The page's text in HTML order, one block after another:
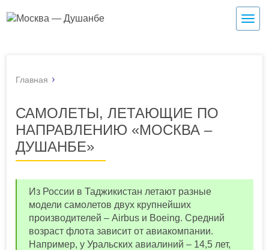
Главная
САМОЛЕТЫ, ЛЕТАЮЩИЕ ПО
НАПРАВЛЕНИЮ «МОСКВА –
ДУШАНБЕ»
Из России в Таджикистан летают разные
модели самолетов двух крупнейших
производителей – Airbus и Boeing. Средний
возраст флота зависит от авиакомпании.
Например, у Уральских авиалиний – 14,5 лет,